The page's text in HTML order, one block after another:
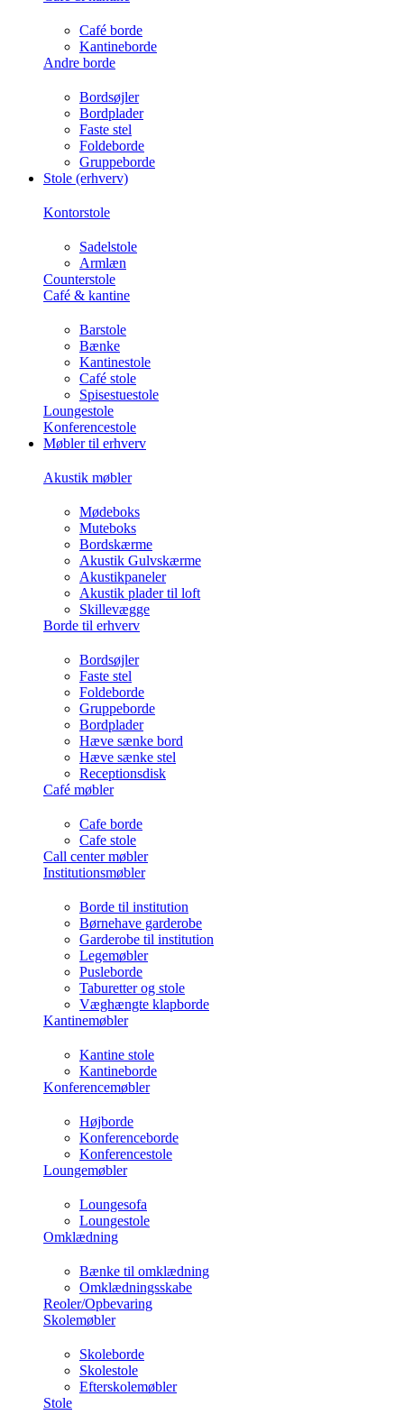
Café borde
Kantineborde
Andre borde
Bordsøjler
Bordplader
Faste stel
Foldeborde
Gruppeborde
Stole (erhverv)
Kontorstole
Sadelstole
Armlæn
Counterstole
Café & kantine
Barstole
Bænke
Kantinestole
Café stole
Spisestuestole
Loungestole
Konferencestole
Møbler til erhverv
Akustik møbler
Mødeboks
Muteboks
Bordskærme
Akustik Gulvskærme
Akustikpaneler
Akustik plader til loft
Skillevægge
Borde til erhverv
Bordsøjler
Faste stel
Foldeborde
Gruppeborde
Bordplader
Hæve sænke bord
Hæve sænke stel
Receptionsdisk
Café møbler
Cafe borde
Cafe stole
Call center møbler
Institutionsmøbler
Borde til institution
Børnehave garderobe
Garderobe til institution
Legemøbler
Pusleborde
Taburetter og stole
Væghængte klapborde
Kantinemøbler
Kantine stole
Kantineborde
Konferencemøbler
Højborde
Konferenceborde
Konferencestole
Loungemøbler
Loungesofa
Loungestole
Omklædning
Bænke til omklædning
Omklædningsskabe
Reoler/Opbevaring
Skolemøbler
Skoleborde
Skolestole
Efterskolemøbler
Stole